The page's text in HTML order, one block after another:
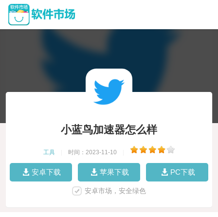
小蓝鸟加速器怎么样
工具 时间：2023-11-10
安卓下载 苹果下载 PC下载
安卓市场，安全绿色